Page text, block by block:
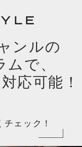
ンルの
で、
応可能！
ェック！